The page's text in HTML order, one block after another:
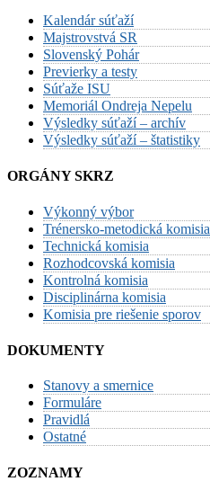
Kalendár súťaží
Majstrovstvá SR
Slovenský Pohár
Previerky a testy
Súťaže ISU
Memoriál Ondreja Nepelu
Výsledky súťaží – archív
Výsledky súťaží – štatistiky
ORGÁNY SKRZ
Výkonný výbor
Trénersko-metodická komisia
Technická komisia
Rozhodcovská komisia
Kontrolná komisia
Disciplinárna komisia
Komisia pre riešenie sporov
DOKUMENTY
Stanovy a smernice
Formuláre
Pravidlá
Ostatné
ZOZNAMY